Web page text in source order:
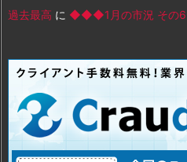
過去最高 に ◆◆◆1月の市況 その